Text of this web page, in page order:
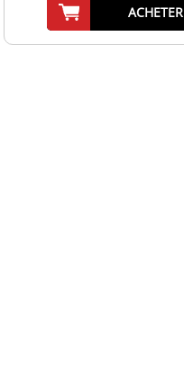
ACHETER